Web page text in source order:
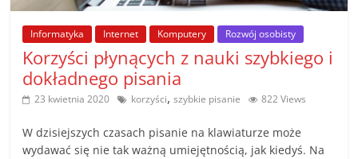
poradniki.
Porady
praktyczne
wskazówki
Informatyka Internet Komputery Rozwój osobisty
Korzyści płynących z nauki szybkiego i
dokładnego pisania
23 kwietnia 2020 korzyści,szybkie pisanie 822 Views
W dzisiejszych czasach pisanie na klawiaturze może
wydawać się nie tak ważną umiejętnością, jak kiedyś. Na